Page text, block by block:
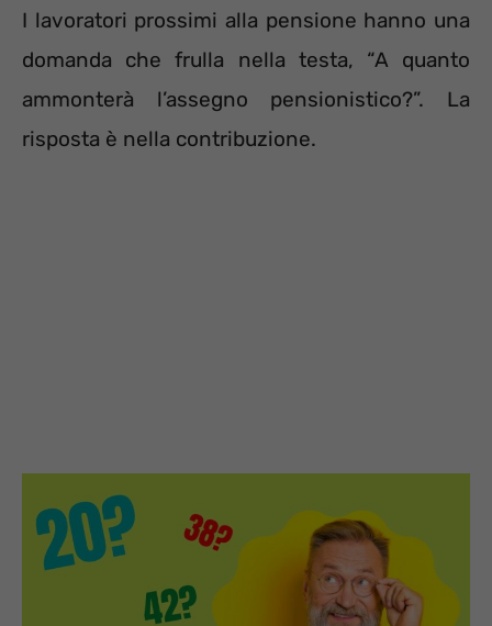
I lavoratori prossimi alla pensione hanno una
domanda che frulla nella testa, “A quanto
ammonterà l’assegno pensionistico?”. La
risposta è nella contribuzione.